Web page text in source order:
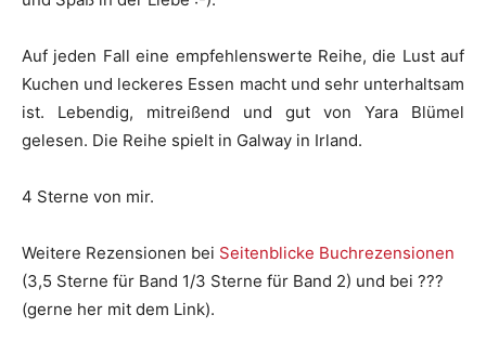
Auf jeden Fall eine empfehlenswerte Reihe, die Lust auf
Kuchen und leckeres Essen macht und sehr unterhaltsam
ist. Lebendig, mitreißend und gut von Yara Blümel
gelesen. Die Reihe spielt in Galway in Irland.
4 Sterne von mir.
Weitere Rezensionen bei Seitenblicke Buchrezensionen
(3,5 Sterne für Band 1/3 Sterne für Band 2) und bei ???
(gerne her mit dem Link).